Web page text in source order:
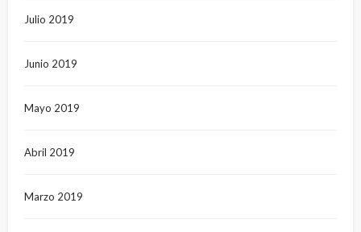
Julio 2019
Junio 2019
Mayo 2019
Abril 2019
Marzo 2019